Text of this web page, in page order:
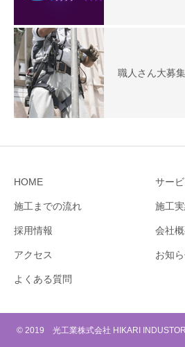
職人さん大募集
HOME サー
施工までの流れ 施工
採用情報 会社
アクセス お知
よくある質問
© 2019 光工業株式会社 HIKARI